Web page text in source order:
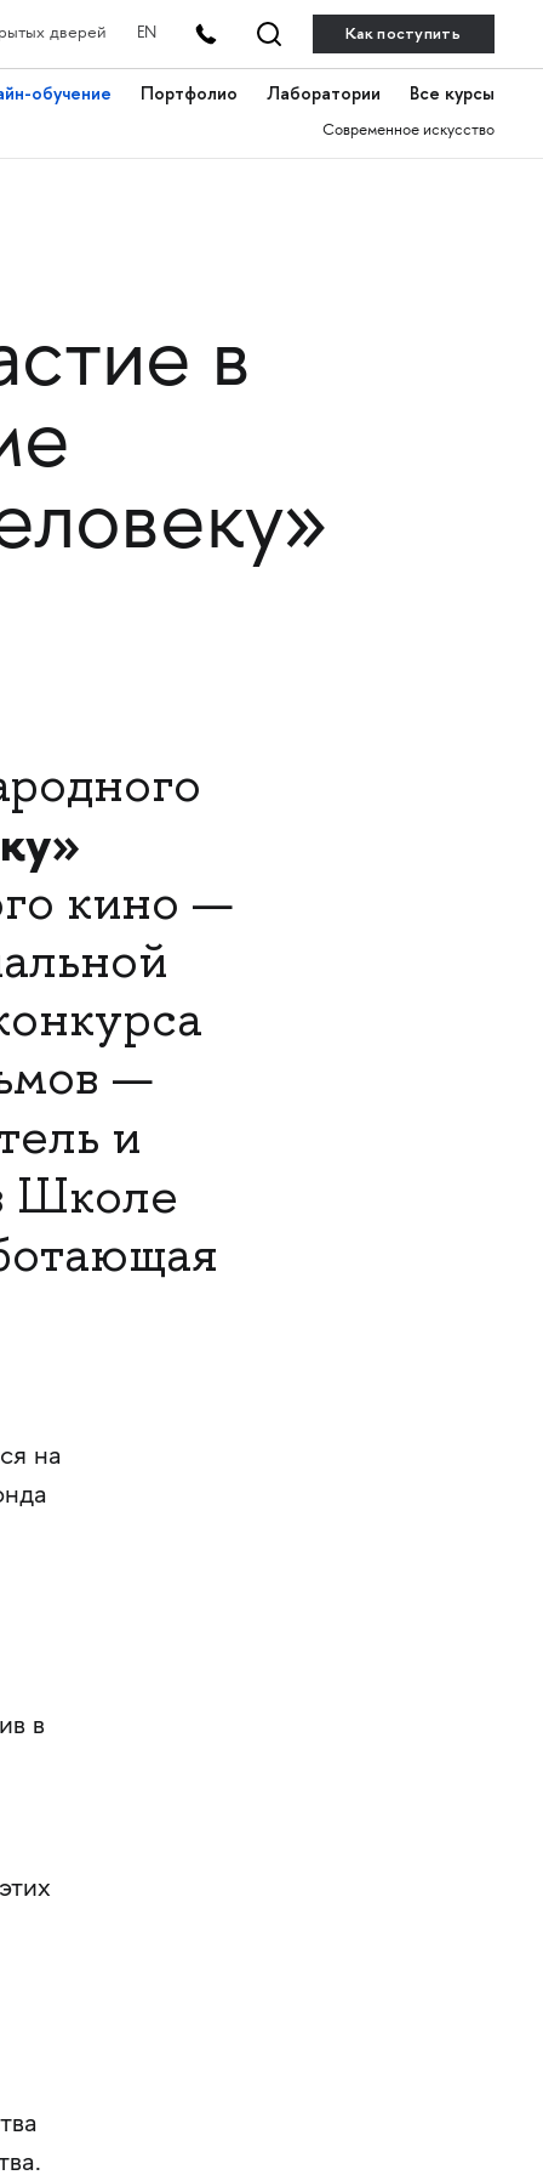
дверей EN Как поступить
обучение Портфолио Лаборатории Все курсы
Современное искусство
в
кино —
—
и
Школе
на
в